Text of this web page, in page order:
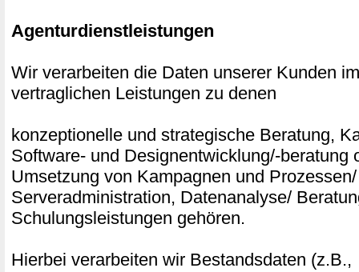
Agenturdienstleistungen
Wir verarbeiten die Daten unserer Kunden
vertraglichen Leistungen zu denen
konzeptionelle und strategische Beratung,
Software- und Designentwicklung/-beratung
Umsetzung von Kampagnen und
Serveradministration, Datenanalyse/
Schulungsleistungen gehören.
Hierbei verarbeiten wir Bestandsdaten (z.B.,